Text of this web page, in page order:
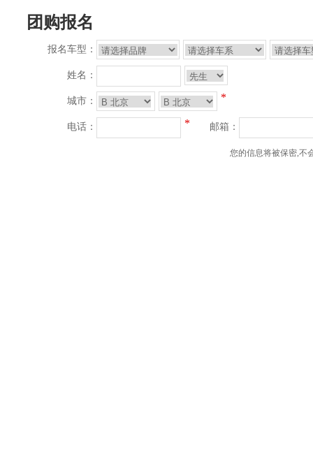
团购报名
报名车型：
姓名：
城市： *
电话： * 邮箱：
您的信息将被保密,不